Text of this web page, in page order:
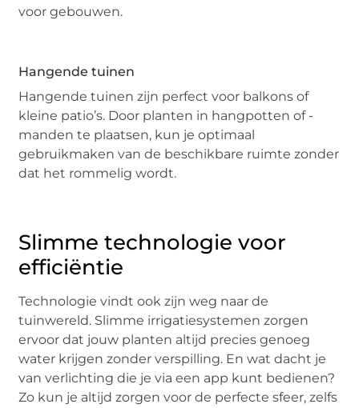
voor gebouwen.
Hangende tuinen
Hangende tuinen zijn perfect voor balkons of
kleine patio’s. Door planten in hangpotten of -
manden te plaatsen, kun je optimaal
gebruikmaken van de beschikbare ruimte zonder
dat het rommelig wordt.
Slimme technologie voor
efficiëntie
Technologie vindt ook zijn weg naar de
tuinwereld. Slimme irrigatiesystemen zorgen
ervoor dat jouw planten altijd precies genoeg
water krijgen zonder verspilling. En wat dacht je
van verlichting die je via een app kunt bedienen?
Zo kun je altijd zorgen voor de perfecte sfeer, zelfs